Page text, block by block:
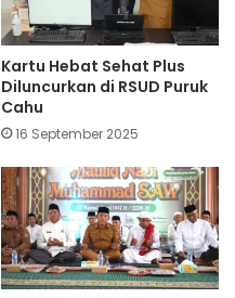
Kartu Hebat Sehat Plus
Diluncurkan di RSUD Puruk
Cahu
16 September 2025